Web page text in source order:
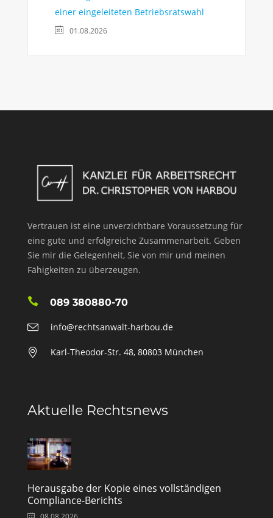
einer eingeleiteten Betriebsratswahl
01.08.2026
Vertrauen ist eine unverzichtbare Voraussetzung für
eine gute und erfolgreiche Zusammenarbeit. Geben
Sie mir die Gelegenheit, Sie von mir und meinen
Fähigkeiten zu überzeugen.
089 380880-70
info@rechtsanwalt-harbou.de
Karl-Theodor-Str. 48, 80803 München
Aktuelle Rechtsnews
Herausgabe der Kopie eines vollständigen
Compliance-Berichts